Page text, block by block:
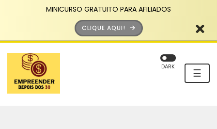
MINICURSO GRATUITO PARA AFILIADOS
CLIQUE AQUI!
☰
DARK